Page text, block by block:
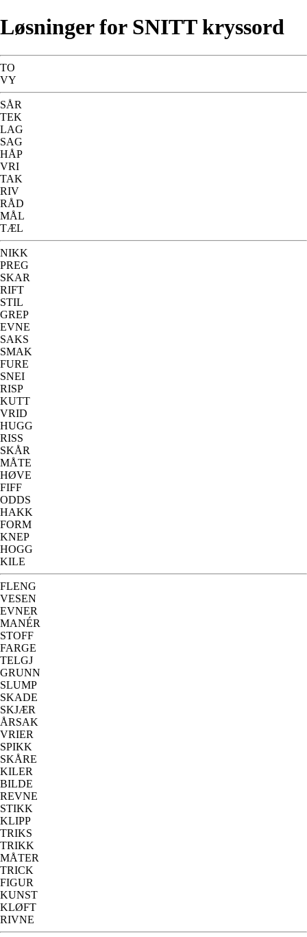
Løsninger for SNITT kryssord
TO
VY
SÅR
TEK
LAG
SAG
HÅP
VRI
TAK
RIV
RÅD
MÅL
TÆL
NIKK
PREG
SKAR
RIFT
STIL
GREP
EVNE
SAKS
SMAK
FURE
SNEI
RISP
KUTT
VRID
HUGG
RISS
SKÅR
MÅTE
HØVE
FIFF
ODDS
HAKK
FORM
KNEP
HOGG
KILE
FLENG
VESEN
EVNER
MANÉR
STOFF
FARGE
TELGJ
GRUNN
SLUMP
SKADE
SKJÆR
ÅRSAK
VRIER
SPIKK
SKÅRE
KILER
BILDE
REVNE
STIKK
KLIPP
TRIKS
TRIKK
MÅTER
TRICK
FIGUR
KUNST
KLØFT
RIVNE